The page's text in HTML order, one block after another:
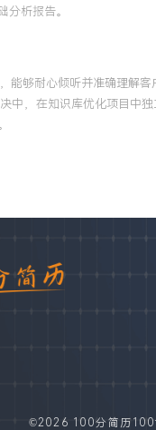
分析报告。
能够耐心倾听并准确理解
中，在知识库优化项目中
©2026 100分简历